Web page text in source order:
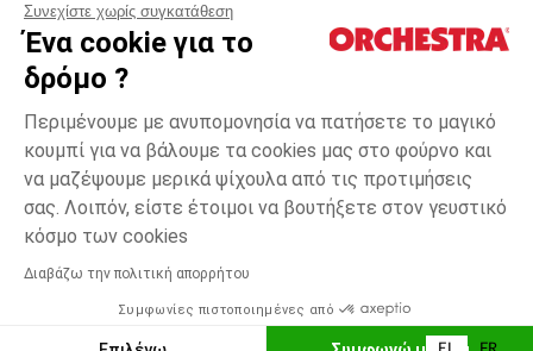
Συνεχίστε χωρίς συγκατάθεση
Ένα cookie για το
δρόμο ?
Περιμένουμε με ανυπομονησία να πατήσετε το μαγικό
κουμπί για να βάλουμε τα cookies μας στο φούρνο και
να μαζέψουμε μερικά ψίχουλα από τις προτιμήσεις
σας. Λοιπόν, είστε έτοιμοι να βουτήξετε στον γευστικό
κόσμο των cookies
Διαβάζω την πολιτική απορρήτου
Συμφωνίες πιστοποιημένες από
Εκρού
3
Δυνατότητα πληρωμής με
ΠΡΟΣΘΉΚΗ ΣΤΟ ΚΑΛΆΘΙ
Γενικοί 'Οροι Πώλησης
*Εμπορικες προσφορες
Προσωπικά δεδομένα
Διαχείρηση των cookies
Προσβασιμότητα: μη συμμορφούμενη
H Orchestra συμμετέχει στον κωδικά δεοντολογίας και στο σύστημα
μεσολάβησης της Γαλλικής Ομοσπονδίας Ηλεκτρονικού Εμπορίου.